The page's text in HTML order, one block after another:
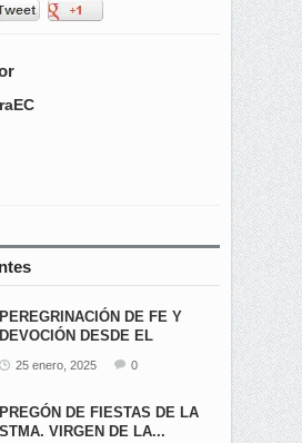
PEREGRINACIÓN DE FE Y
DEVOCIÓN DESDE EL
25 enero, 2025 0
PREGÓN DE FIESTAS DE LA
STMA. VIRGEN DE LA...